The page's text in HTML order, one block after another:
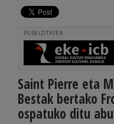
PUBLIZITATEA
Saint Pierre eta
Bestak bertako
ospatuko ditu